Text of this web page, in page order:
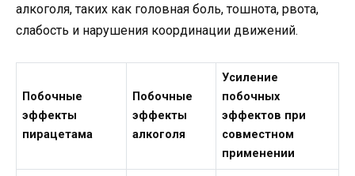
алкоголя, таких как головная боль, тошнота, рвота,
слабость и нарушения координации движений.
Побочные
эффекты
пирацетама
Побочные
эффекты
алкоголя
Усиление
побочных
эффектов при
совместном
применении